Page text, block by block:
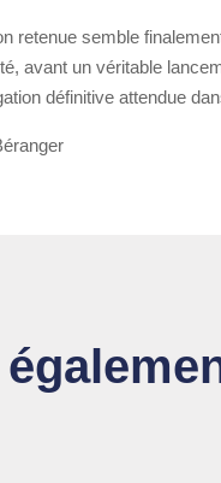
retenue semble
avant un véritable
définitive attendue